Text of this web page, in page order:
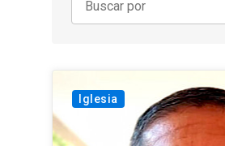
Iglesia